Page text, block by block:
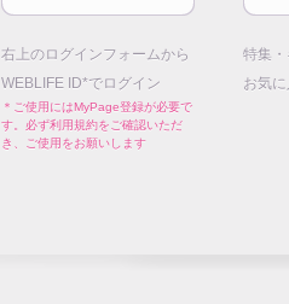
右上のログインフォームから
WEBLIFE ID*でログイン
＊ご使用にはMyPage登録が必要で
す。必ず利用規約をご確認いただ
き、ご使用をお願いします
特集
お気